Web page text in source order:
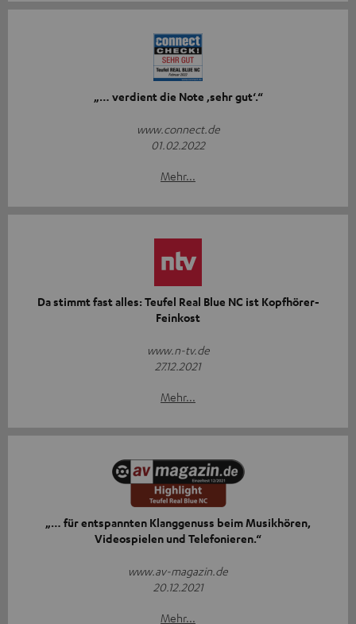
„… verdient die Note ‚sehr gut‘.“
www.connect.de
01.02.2022
Mehr...
Da stimmt fast alles: Teufel Real Blue NC ist Kopfhörer-
Feinkost
www.n-tv.de
27.12.2021
Mehr...
„… für entspannten Klanggenuss beim Musikhören,
Videospielen und Telefonieren.“
www.av-magazin.de
20.12.2021
Mehr...